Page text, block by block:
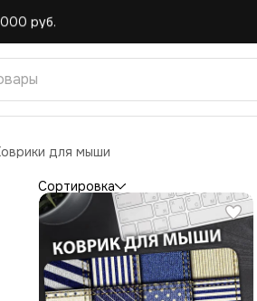
руб.
для мыши
Сортировка